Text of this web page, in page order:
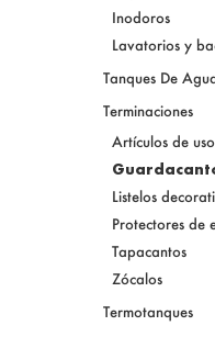
Inodoros
Lavatorios y
Tanques De
Terminaciones
Artículos de
Listelos
Protectores de
Tapacantos
Zócalos
Termotanques